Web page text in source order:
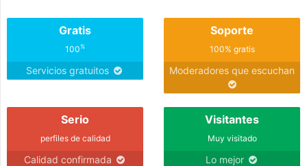
Gratis
100%
Servicios gratuitos
Soporte
100% gratis
Moderadores que escuchan
Serio
perfiles de calidad
Calidad confirmada
Visitantes
Muy visitado
Lo mejor